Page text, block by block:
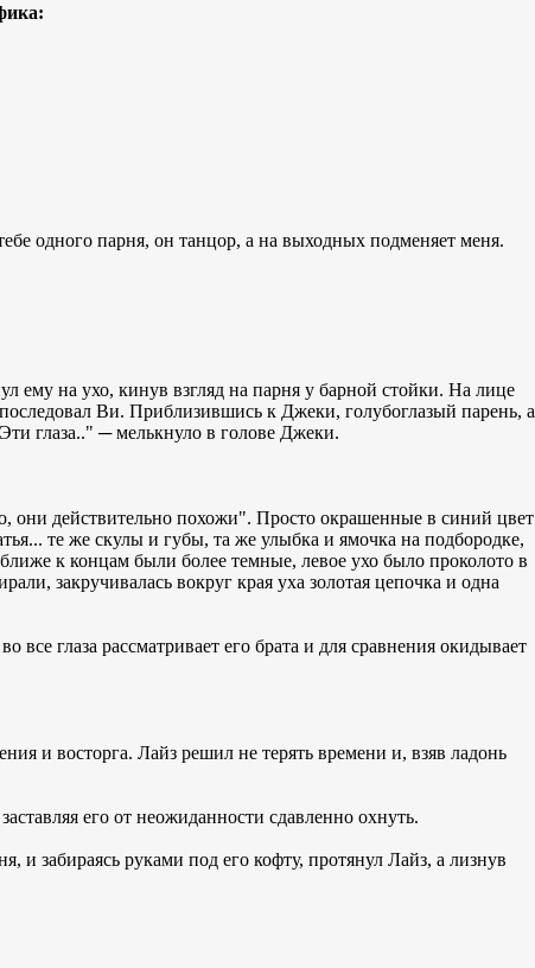
одного парня, он танцор, а на выходных подменяет меня.
на ухо, кинув взгляд на парня у барной стойки. На лице
Ви. Приблизившись к Джеки, голубоглазый парень, а
глаза.." ─ мелькнуло в голове Джеки.
они действительно похожи". Просто окрашенные в синий цвет
те же скулы и губы, та же улыбка и ямочка на подбородке,
к концам были более темные, левое ухо было проколото в
закручивалась вокруг края уха золотая цепочка и одна
глаза рассматривает его брата и для сравнения окидывает
и восторга. Лайз решил не терять времени и, взяв ладонь
его от неожиданности сдавленно охнуть.
и забираясь руками под его кофту, протянул Лайз, а лизнув